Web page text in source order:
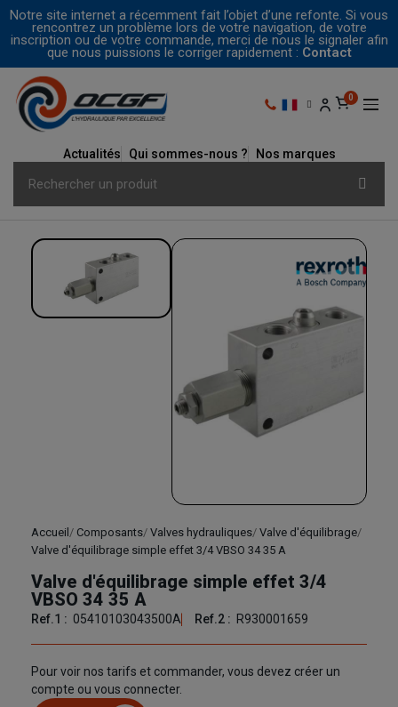
Notre site internet a récemment fait l’objet d’une refonte. Si vous
rencontrez un problème lors de votre navigation, de votre
inscription ou de votre commande, merci de nous le signaler afin
que nous puissions le corriger rapidement : Contact
Actualités Qui sommes-nous ? Nos marques
Accueil Composants Valves hydrauliques Valve d'équilibrage
Valve d'équilibrage simple effet 3/4 VBSO 34 35 A
Valve d'équilibrage simple effet 3/4
VBSO 34 35 A
Ref.1 : 05410103043500A Ref.2 : R930001659
Pour voir nos tarifs et commander, vous devez créer un
compte ou vous connecter.